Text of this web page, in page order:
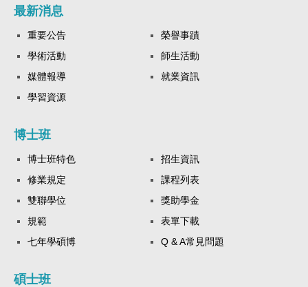
最新消息
重要公告
榮譽事蹟
學術活動
師生活動
媒體報導
就業資訊
學習資源
博士班
博士班特色
招生資訊
修業規定
課程列表
雙聯學位
獎助學金
規範
表單下載
七年學碩博
Q & A常見問題
碩士班